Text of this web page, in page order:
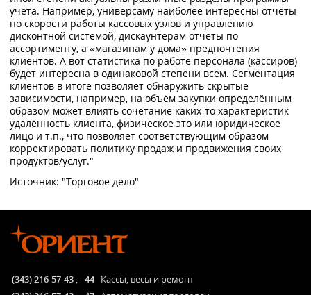
учёта. Например, универсаму наиболее интересны отчёты
по скорости работы кассовых узлов и управлению
дисконтной системой, дискаунтерам отчёты по
ассортименту, а «магазинам у дома» предпочтения
клиентов. А вот статистика по работе персонала (кассиров)
будет интересна в одинаковой степени всем. Сегментация
клиентов в итоге позволяет обнаружить скрытые
зависимости, например, на объём закупки определённым
образом может влиять сочетание каких-то характеристик
удалённость клиента, физическое это или юридическое
лицо и т.п., что позволяет соответствующим образом
корректировать политику продаж и продвижения своих
продуктов/услуг."
Источник: "Торговое дело"
(343) 216-57-43 , -44 Кассы, весы и ремонт